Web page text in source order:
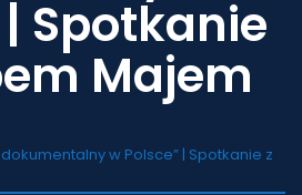
Spotkanie
Majem
w Polsce” | Spotkanie z